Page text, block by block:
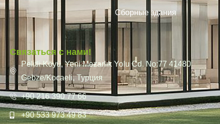
Сборные здания
Связаться с нами!
Pelitli Köyü, Yeni Mezarlık Yolu Cd. No:77 41480
Gebze/Kocaeli, Турция
+90 216 390 77 66
+90 533 973 49 83